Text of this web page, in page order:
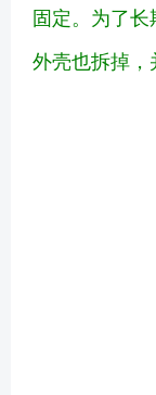
固定。为了
外壳也拆掉，